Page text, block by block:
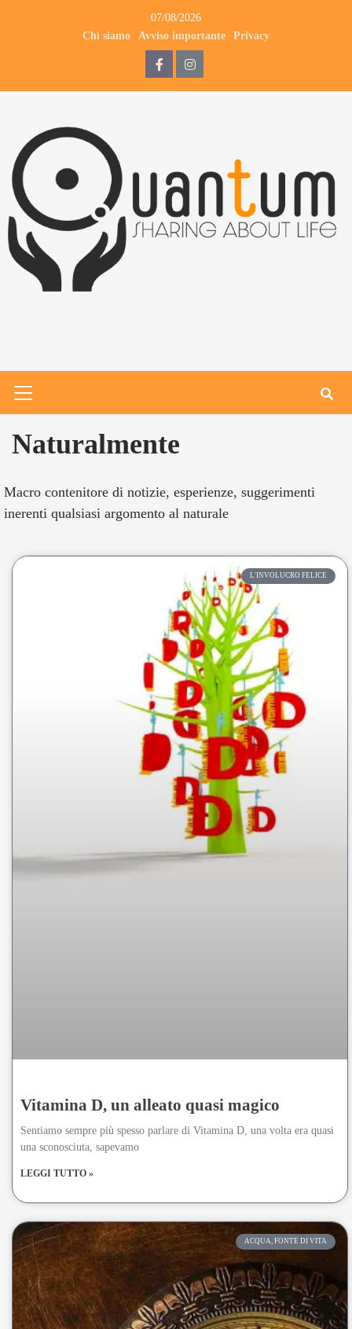
07/08/2026
Chi siamo
Avviso importante Privacy
Naturalmente
Macro contenitore di notizie, esperienze, suggerimenti
inerenti qualsiasi argomento al naturale
L'INVOLUCRO FELICE
Vitamina D, un alleato quasi magico
Sentiamo sempre più spesso parlare di Vitamina D, una volta era quasi
una sconosciuta, sapevamo
LEGGI TUTTO »
ACQUA, FONTE DI VITA